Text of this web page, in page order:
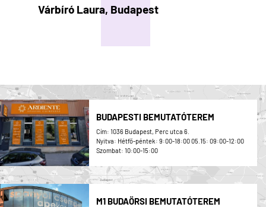
Várbíró Laura, Budapest
BUDAPESTI BEMUTATÓTEREM
Cím: 1036 Budapest, Perc utca 6.
Nyitva: Hétfő-péntek: 9:00-18:00 05.15: 09:00-12:00
Szombat: 10:00-15:00
M1 BUDAÖRSI BEMUTATÓTEREM